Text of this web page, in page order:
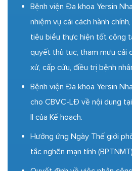
Bệnh viện Đa khoa Yersin
nhiệm vụ cải cách hành
tiêu biểu thực hiện tốt công
quyết thủ tục, tham mưu cải
xử, cấp cứu, điều trị bệnh
Bệnh viện Đa khoa Yersin
cho CBVC-LĐ về nội dung
II của Kế hoạch.
Hưởng ứng Ngày Thế giới
tắc nghẽn mạn tính